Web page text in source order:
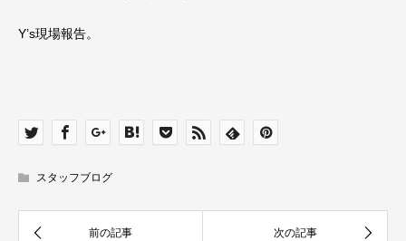
Y’s現場報告。
スタッフブログ